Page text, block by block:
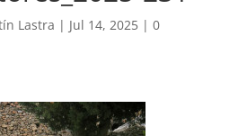
Lastra | Jul 14, 2025| 0